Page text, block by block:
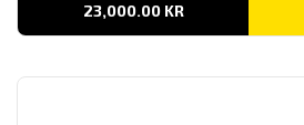
23,000.00 KR